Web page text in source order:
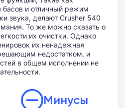
басов и отличный режим
звука, делают Crusher 540
То же можно сказать о
их очистки. Однако
их ненадежная
недостатком, и
в общем исполнении не
Минусы